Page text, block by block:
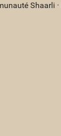
Shaarli ·